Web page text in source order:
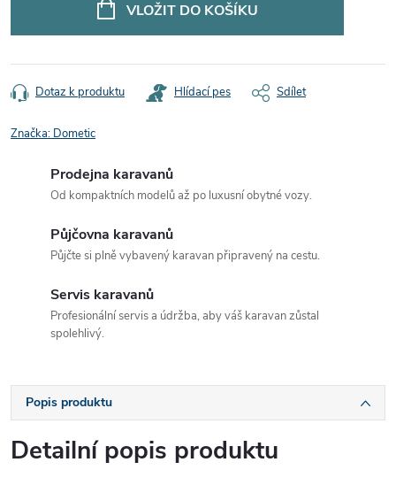
VLOŽIT DO KOŠÍKU
Dotaz k produktu Hlídací pes Sdílet
Značka: Dometic
Prodejna karavanů
Od kompaktních modelů až po luxusní obytné vozy.
Půjčovna karavanů
Půjčte si plně vybavený karavan připravený na cestu.
Servis karavanů
Profesionální servis a údržba, aby váš karavan zůstal
spolehlivý.
Popis produktu
Detailní popis produktu